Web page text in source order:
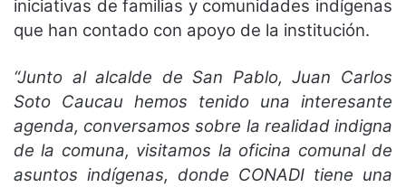
iniciativas de familias y comunidades indígenas
que han contado con apoyo de la institución.
“Junto al alcalde de San Pablo, Juan Carlos
Soto Caucau hemos tenido una interesante
agenda, conversamos sobre la realidad indigna
de la comuna, visitamos la oficina comunal de
asuntos indígenas, donde CONADI tiene una